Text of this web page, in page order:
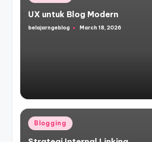
in
UX untuk Blog Modern
Posted
belajarngeblog March 18, 2026
Posted
in
Blogging